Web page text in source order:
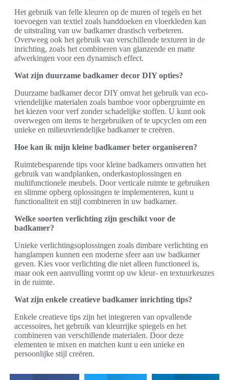
Het gebruik van felle kleuren op de muren of tegels en het
toevoegen van textiel zoals handdoeken en vloerkleden kan
de uitstraling van uw badkamer drastisch verbeteren.
Overweeg ook het gebruik van verschillende texturen in de
inrichting, zoals het combineren van glanzende en matte
afwerkingen voor een dynamisch effect.
Wat zijn duurzame badkamer decor DIY opties?
Duurzame badkamer decor DIY omvat het gebruik van eco-
vriendelijke materialen zoals bamboe voor opbergruimte en
het kiezen voor verf zonder schadelijke stoffen. U kunt ook
overwegen om items te hergebruiken of te upcyclen om een
unieke en milieuvriendelijke badkamer te creëren.
Hoe kan ik mijn kleine badkamer beter organiseren?
Ruimtebesparende tips voor kleine badkamers omvatten het
gebruik van wandplanken, onderkastoplossingen en
multifunctionele meubels. Door verticale ruimte te gebruiken
en slimme opberg oplossingen te implementeren, kunt u
functionaliteit en stijl combineren in uw badkamer.
Welke soorten verlichting zijn geschikt voor de
badkamer?
Unieke verlichtingsoplossingen zoals dimbare verlichting en
hanglampen kunnen een moderne sfeer aan uw badkamer
geven. Kies voor verlichting die niet alleen functioneel is,
maar ook een aanvulling vormt op uw kleur- en textuurkeuzes
in de ruimte.
Wat zijn enkele creatieve badkamer inrichting tips?
Enkele creatieve tips zijn het integreren van opvallende
accessoires, het gebruik van kleurrijke spiegels en het
combineren van verschillende materialen. Door deze
elementen te mixen en matchen kunt u een unieke en
persoonlijke stijl creëren.